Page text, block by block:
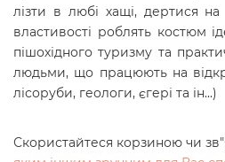
лізти в любі хащі, дертися
властивості роблять костюм
пішохідного туризму та
людьми, що працюють на
лісоруби, геологи, єгері та ін...)
Скористайтеся корзиною чи